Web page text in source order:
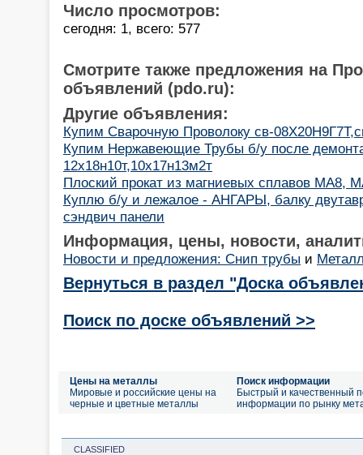
Число просмотров:
сегодня: 1, всего: 577
Смотрите также предложения на
объявлений (pdo.ru):
Другие объявления:
Купим Сварочную Проволоку св-
Купим Нержавеющие Трубы б/у после
12х18н10т,10х17н13м2т
Плоский прокат из магниевых сплавов
Куплю б/у и лежалое - АНГАРЫ, балку
сэндвич панели
Информация, цены, новости,
Новости и предложения: Снип трубы и
Вернуться в раздел "Доска
Поиск по доске объявлений >>
Цены на металлы
Мировые и российские цены на
черные и цветные металлы
Поиск информации
Быстрый и качественный
информации по рынку
CLASSIFIED